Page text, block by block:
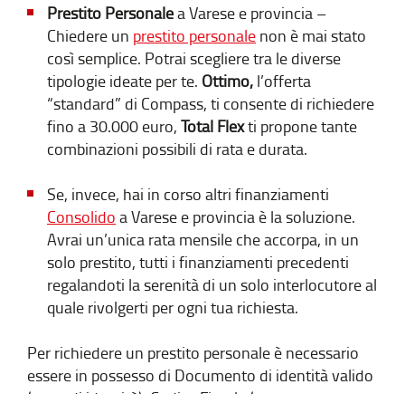
Prestito Personalea Varese e provincia –
Chiedere un prestito personale non è mai stato
così semplice. Potrai scegliere tra le diverse
tipologie ideate per te. Ottimo, l’offerta
“standard” di Compass, ti consente di richiedere
fino a 30.000 euro, Total Flexti propone tante
combinazioni possibili di rata e durata.
Se, invece, hai in corso altri finanziamenti
Consolido a Varese e provincia è la soluzione.
Avrai un’unica rata mensile che accorpa, in un
solo prestito, tutti i finanziamenti precedenti
regalandoti la serenità di un solo interlocutore al
quale rivolgerti per ogni tua richiesta.
Per richiedere un prestito personale è necessario
essere in possesso di Documento di identità valido